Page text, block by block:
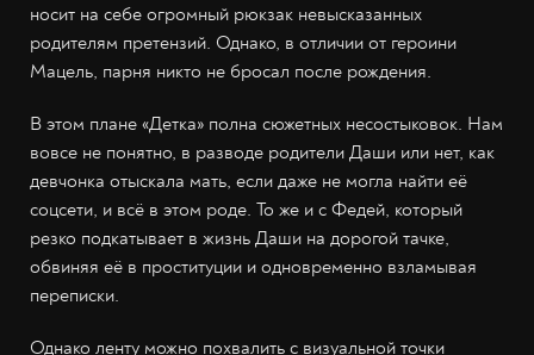
носит на себе огромный рюкзак невысказанных
родителям претензий. Однако, в отличии от героини
Мацель, парня никто не бросал после рождения.
В этом плане «Детка» полна сюжетных несостыковок. Нам
вовсе не понятно, в разводе родители Даши или нет, как
девчонка отыскала мать, если даже не могла найти её
соцсети, и всё в этом роде. То же и с Федей, который
резко подкатывает в жизнь Даши на дорогой тачке,
обвиняя её в проституции и одновременно взламывая
переписки.
Однако ленту можно похвалить с визуальной точки